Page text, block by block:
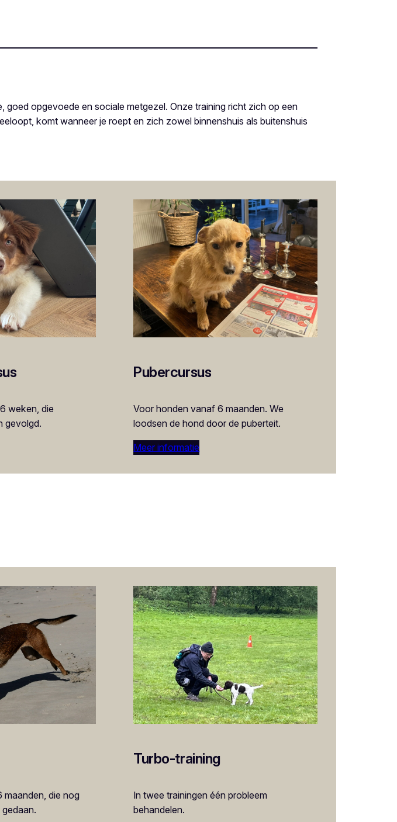
opgevoede en sociale metgezel. Onze training richt zich op een
komt wanneer je roept en zich zowel binnenshuis als buitenshuis
weken, die
gevolgd.
Pubercursus
Voor honden vanaf 6 maanden. We
loodsen de hond door de puberteit.
Meer informatie
die nog
Turbo-training
In twee trainingen één probleem
behandelen.